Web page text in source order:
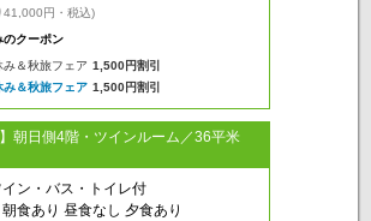
41,000円・税込)
のクーポン
み＆秋旅フェア 1,500円割引
み＆秋旅フェア 1,500円割引
】朝日側4階・ツインルーム／36平米
ン・バス・トイレ付
朝食あり 昼食なし 夕食あり